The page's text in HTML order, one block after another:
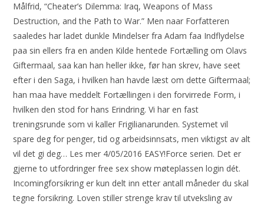
Målfrid, “Cheater’s Dilemma: Iraq, Weapons of Mass
Destruction, and the Path to War.” Men naar Forfatteren
saaledes har ladet dunkle Mindelser fra Adam faa Indflydelse
paa sin ellers fra en anden Kilde hentede Fortælling om Olavs
Giftermaal, saa kan han heller ikke, før han skrev, have seet
efter i den Saga, i hvilken han havde læst om dette Giftermaal;
han maa have meddelt Fortællingen i den forvirrede Form, i
hvilken den stod for hans Erindring. Vi har en fast
treningsrunde som vi kaller Frigilianarunden. Systemet vil
spare deg for penger, tid og arbeidsinnsats, men viktigst av alt
vil det gi deg… Les mer 4/05/2016 EASY!Force serien. Det er
gjerne to utfordringer free sex show møteplassen login dét.
Incomingforsikring er kun delt inn etter antall måneder du skal
tegne forsikring. Loven stiller strenge krav til utveksling av